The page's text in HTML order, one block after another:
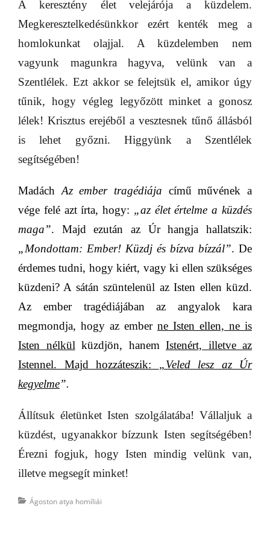
A keresztény élet velejárója a küzdelem.
Megkeresztelkedésünkkor ezért kenték meg a
homlokunkat olajjal. A küzdelemben nem
vagyunk magunkra hagyva, velünk van a
Szentlélek. Ezt akkor se felejtsük el, amikor úgy
tűnik, hogy végleg legyőzött minket a gonosz
lélek! Krisztus erejéből a vesztesnek tűnő állásból
is lehet győzni. Higgyünk a Szentlélek
segítségében!
Madách Az ember tragédiája című művének a
vége felé azt írta, hogy: „az élet értelme a küzdés
maga”. Majd ezután az Úr hangja hallatszik:
„Mondottam: Ember! Küzdj és bízva bízzál”. De
érdemes tudni, hogy kiért, vagy ki ellen szükséges
küzdeni? A sátán szüntelenül az Isten ellen küzd.
Az ember tragédiájában az angyalok kara
megmondja, hogy az ember ne Isten ellen, ne is
Isten nélkül küzdjön, hanem Istenért, illetve az
Istennel. Majd hozzáteszik: „Veled lesz az Úr
kegyelme”.
Állítsuk életünket Isten szolgálatába! Vállaljuk a
küzdést, ugyanakkor bízzunk Isten segítségében!
Érezni fogjuk, hogy Isten mindig velünk van,
illetve megsegít minket!
Categories
Ágoston atya homíliái